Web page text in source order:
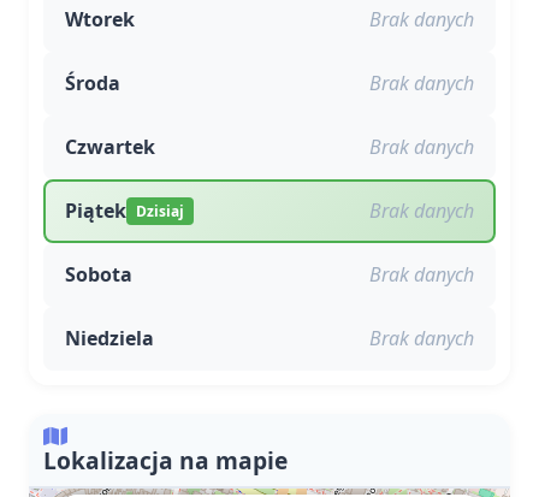
Wtorek Brak danych
Środa Brak danych
Czwartek Brak danych
Piątek Dzisiaj Brak danych
Sobota Brak danych
Niedziela Brak danych
Lokalizacja na mapie